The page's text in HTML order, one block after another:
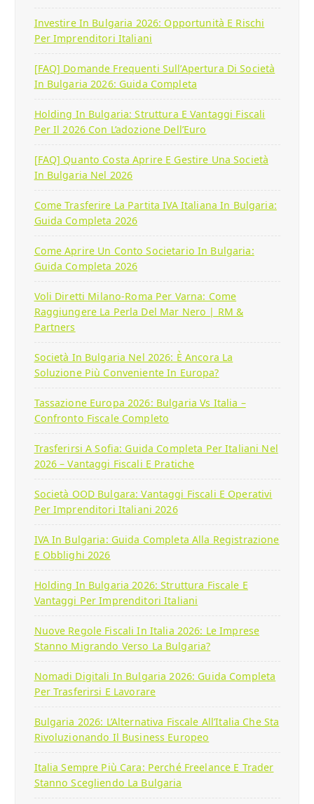
Investire In Bulgaria 2026: Opportunità E Rischi
Per Imprenditori Italiani
[FAQ] Domande Frequenti Sull’Apertura Di Società
In Bulgaria 2026: Guida Completa
Holding In Bulgaria: Struttura E Vantaggi Fiscali
Per Il 2026 Con L’adozione Dell’Euro
[FAQ] Quanto Costa Aprire E Gestire Una Società
In Bulgaria Nel 2026
Come Trasferire La Partita IVA Italiana In Bulgaria:
Guida Completa 2026
Come Aprire Un Conto Societario In Bulgaria:
Guida Completa 2026
Voli Diretti Milano-Roma Per Varna: Come
Raggiungere La Perla Del Mar Nero | RM &
Partners
Società In Bulgaria Nel 2026: È Ancora La
Soluzione Più Conveniente In Europa?
Tassazione Europa 2026: Bulgaria Vs Italia –
Confronto Fiscale Completo
Trasferirsi A Sofia: Guida Completa Per Italiani Nel
2026 – Vantaggi Fiscali E Pratiche
Società OOD Bulgara: Vantaggi Fiscali E Operativi
Per Imprenditori Italiani 2026
IVA In Bulgaria: Guida Completa Alla Registrazione
E Obblighi 2026
Holding In Bulgaria 2026: Struttura Fiscale E
Vantaggi Per Imprenditori Italiani
Nuove Regole Fiscali In Italia 2026: Le Imprese
Stanno Migrando Verso La Bulgaria?
Nomadi Digitali In Bulgaria 2026: Guida Completa
Per Trasferirsi E Lavorare
Bulgaria 2026: L’Alternativa Fiscale All’Italia Che Sta
Rivoluzionando Il Business Europeo
Italia Sempre Più Cara: Perché Freelance E Trader
Stanno Scegliendo La Bulgaria